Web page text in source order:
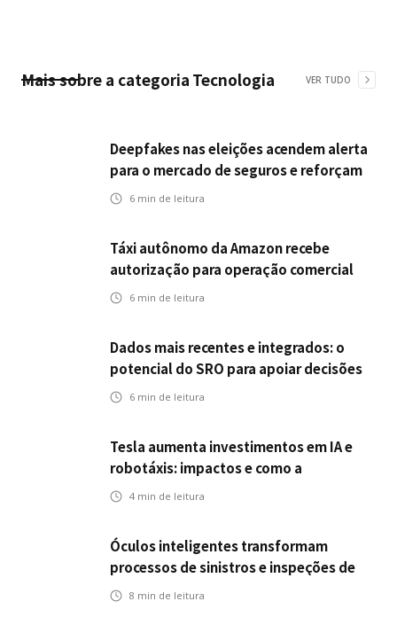
Mais sobre a categoria Tecnologia VER TUDO
Deepfakes nas eleições acendem alerta
para o mercado de seguros e reforçam
desafios da inteligência artificial
6 min de leitura
Táxi autônomo da Amazon recebe
autorização para operação comercial
nos EUA: como a circulação desses
6 min de leitura
Dados mais recentes e integrados: o
potencial do SRO para apoiar decisões
nas seguradoras
6 min de leitura
Tesla aumenta investimentos em IA e
robotáxis: impactos e como a
mobilidade autônoma transforma o
4 min de leitura
Óculos inteligentes transformam
processos de sinistros e inspeções de
seguros
8 min de leitura